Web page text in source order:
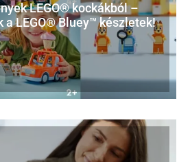
LEGO® kockákból –
a LEGO® Bluey™ készletek!